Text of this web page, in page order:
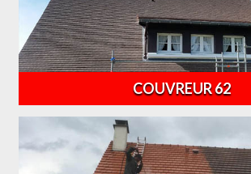
COUVREUR 62